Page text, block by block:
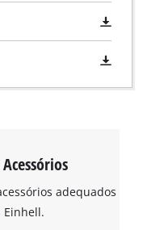
adequados
Einhell.